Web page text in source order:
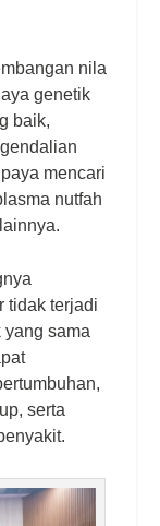
nila
genetik
baik,
mencari
nutfah
tidak terjadi
sama
serta